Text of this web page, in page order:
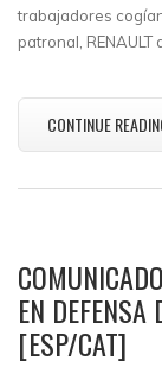
trabajadores
patronal,
CONTINUE
EN
[ESP/CAT]